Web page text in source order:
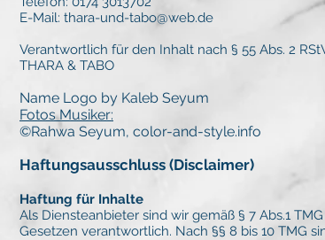
E-Mail: thara-und-tabo@web.de
Verantwortlich für den Inhalt nach § 55 Abs. 2
THARA & TABO
Name Logo by Kaleb Seyum
Fotos Musiker:
©Rahwa Seyum, color-and-style.info
Haftungsausschluss (Disclaimer)
Haftung für Inhalte
Als Diensteanbieter sind wir gemäß § 7 Abs.1
Gesetzen verantwortlich. Nach §§ 8 bis 10 TMG